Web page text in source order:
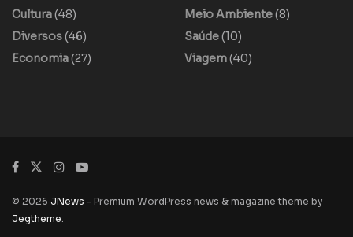
Cultura(48)
Diversos(46)
Economia(27)
Meio Ambiente(8)
Saúde(10)
Viagem(40)
© 2026 JNews - Premium WordPress news & magazine theme by
Jegtheme.